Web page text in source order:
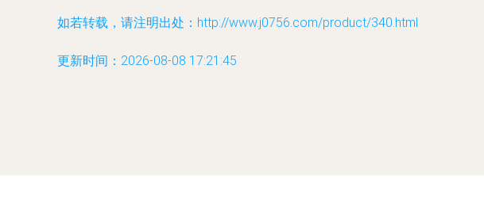
如若转载，请注明出处：http://www.j0756.com/product/340.html
更新时间：2026-08-08 17:21:45